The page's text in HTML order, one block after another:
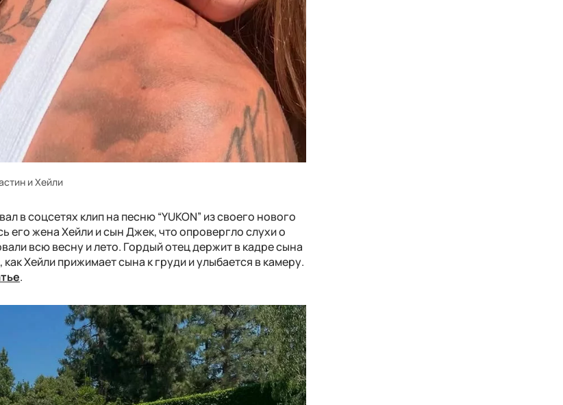
и Хейли
в соцсетях клип на песню “YUKON” из своего нового
его жена Хейли и сын Джек, что опровергло слухи о
всю весну и лето. Гордый отец держит в кадре сына
Хейли прижимает сына к груди и улыбается в камеру.
.